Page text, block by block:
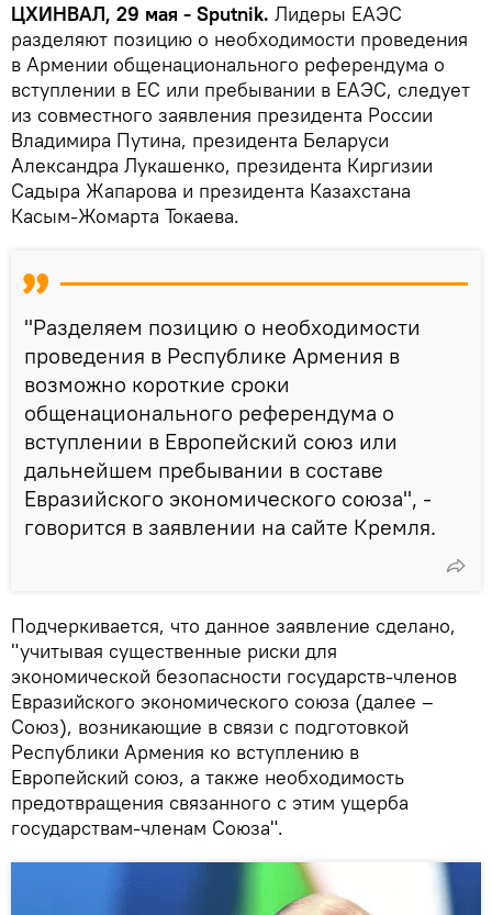
ЦХИНВАЛ, 29 мая - Sputnik. Лидеры ЕАЭС
разделяют позицию о необходимости проведения
в Армении общенационального референдума о
вступлении в ЕС или пребывании в ЕАЭС, следует
из совместного заявления президента России
Владимира Путина, президента Беларуси
Александра Лукашенко, президента Киргизии
Садыра Жапарова и президента Казахстана
Касым-Жомарта Токаева.
"Разделяем позицию о необходимости
проведения в Республике Армения в
возможно короткие сроки
общенационального референдума о
вступлении в Европейский союз или
дальнейшем пребывании в составе
Евразийского экономического союза", -
говорится в заявлении на сайте Кремля.
Подчеркивается, что данное заявление сделано,
"учитывая существенные риски для
экономической безопасности государств-членов
Евразийского экономического союза (далее –
Союз), возникающие в связи с подготовкой
Республики Армения ко вступлению в
Европейский союз, а также необходимость
предотвращения связанного с этим ущерба
государствам-членам Союза".